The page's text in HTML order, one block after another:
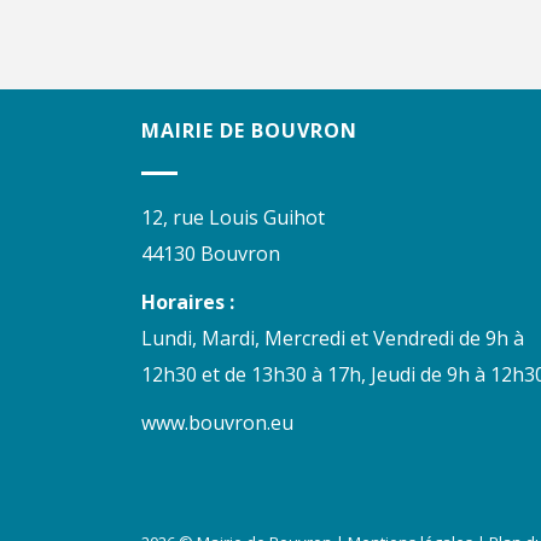
MAIRIE DE BOUVRON
12, rue Louis Guihot
44130 Bouvron
Horaires :
Lundi, Mardi, Mercredi et Vendredi de 9h à
12h30 et de 13h30 à 17h, Jeudi de 9h à
www.bouvron.eu